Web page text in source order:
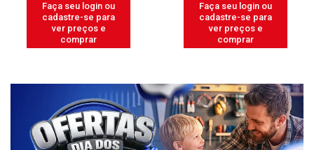
Faça seu login ou
cadastre-se para
ver preços e
comprar
Faça seu login ou
cadastre-se para
ver preços e
comprar